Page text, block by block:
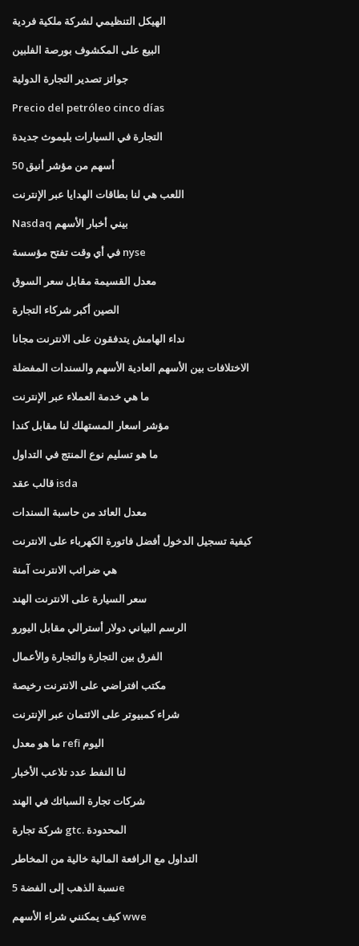
الهيكل التنظيمي لشركة ملكية فردية
البيع على المكشوف بورصة الفلبين
جوائز تصدير التجارة الدولية
Precio del petróleo cinco días
التجارة في السيارات بليموث جديدة
50 أسهم من مؤشر أنيق
اللعب هي لنا بطاقات الهدايا عبر الإنترنت
Nasdaq بيني أخبار الأسهم
في أي وقت تفتح مؤسسة nyse
معدل القسيمة مقابل سعر السوق
الصين أكبر شركاء التجارة
نداء الهامش يتدفقون على الانترنت مجانا
الاختلافات بين الأسهم العادية الأسهم والسندات المفضلة
ما هي خدمة العملاء عبر الإنترنت
مؤشر اسعار المستهلك لنا مقابل كندا
ما هو تسليم نوع المنتج في التداول
قالب عقد isda
معدل العائد من حاسبة السندات
كيفية تسجيل الدخول أفضل فاتورة الكهرباء على الانترنت
هي ضرائب الانترنت آمنة
سعر السيارة على الانترنت الهند
الرسم البياني دولار أسترالي مقابل اليورو
الفرق بين التجارة والتجارة والأعمال
مكتب افتراضي على الانترنت رخيصة
شراء كمبيوتر على الائتمان عبر الإنترنت
ما هو معدل refi اليوم
لنا النفط عدد تلاعب الأخبار
شركات تجارة السبائك في الهند
شركة تجارة gtc. المحدودة
التداول مع الرافعة المالية خالية من المخاطر
نسبة الذهب إلى الفضة 5e
كيف يمكنني شراء الأسهم wwe